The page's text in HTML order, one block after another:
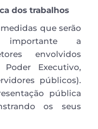
dos trabalhos
que serão
importante a
envolvidos
Executivo,
públicos).
pública
os seus